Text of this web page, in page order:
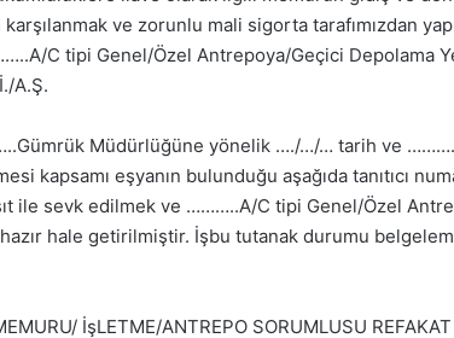
karşılanmak ve zorunlu mali sigorta
C tipi Genel/Özel Antrepoya/Geçici Depolama
A.Ş.
Müdürlüğüne yönelik …./…/… tarih ve
kapsamı eşyanın bulunduğu aşağıda tanıtıcı
sevk edilmek ve ………..A/C tipi Genel/Özel
hale getirilmiştir. İşbu tutanak durumu
İşLETME/ANTREPO SORUMLUSU